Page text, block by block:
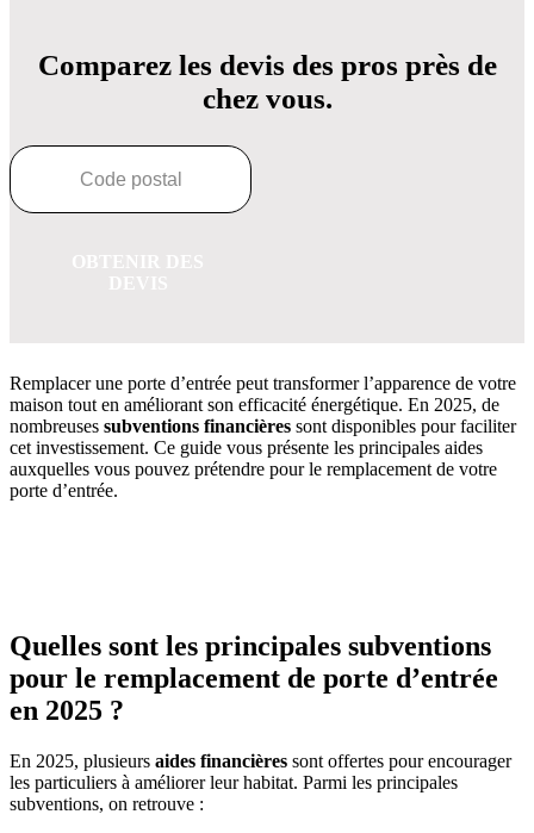
Comparez les devis des pros près de
chez vous.
Remplacer une porte d’entrée peut transformer l’apparence de votre
maison tout en améliorant son efficacité énergétique. En 2025, de
nombreuses subventions financières sont disponibles pour faciliter
cet investissement. Ce guide vous présente les principales aides
auxquelles vous pouvez prétendre pour le remplacement de votre
porte d’entrée.
Quelles sont les principales subventions
pour le remplacement de porte d’entrée
en 2025 ?
En 2025, plusieurs aides financières sont offertes pour encourager
les particuliers à améliorer leur habitat. Parmi les principales
subventions, on retrouve :